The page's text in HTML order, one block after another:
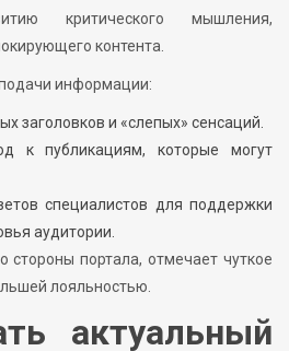
критического мышления,
контента.
информации:
заголовков и «слепых» сенсаций.
к публикациям, которые могут
специалистов для поддержки
аудитории.
стороны портала, отмечает чуткое
лояльностью.
актуальный